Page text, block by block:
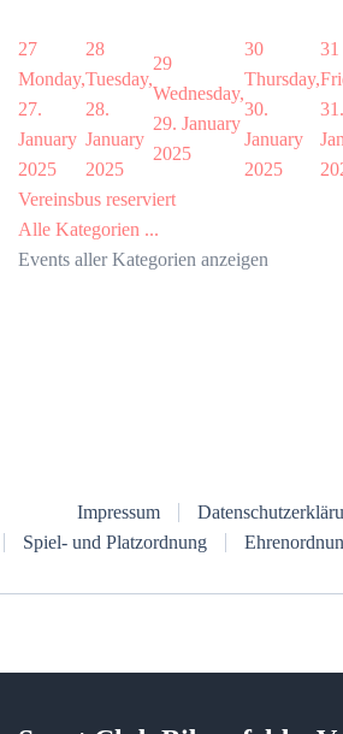
27
Monday,
27.
January
2025
28
Tuesday,
28.
January
2025
29
Wednesday,
29. January
2025
30
Thursday,
30.
January
2025
31
31.
Vereinsbus reserviert
Alle Kategorien ...
Events aller Kategorien anzeigen
Impressum
Spiel- und Platzordnung